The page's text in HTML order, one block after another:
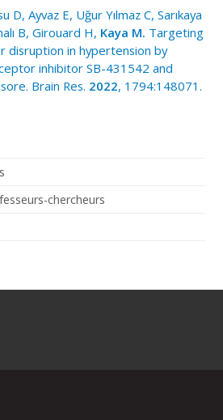
chercheurs
D, Ayvaz E, Uğur Yılmaz C, Sarıkaya
B, Girouard H, Kaya M. Targeting
disruption in hypertension by
inhibitor SB-431542 and
Brain Res. 2022, 1794:148071.